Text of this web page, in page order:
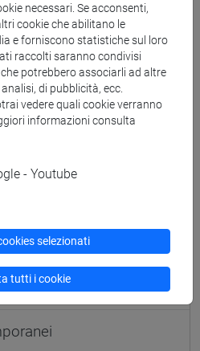
necessari. Se acconsenti,
cookie che abilitano le
e forniscono statistiche sul loro
raccolti saranno condivisi
potrebbero associarli ad altre
di pubblicità, ecc.
vedere quali cookie verranno
informazioni consulta
- Youtube
selezionati
tutti i cookie